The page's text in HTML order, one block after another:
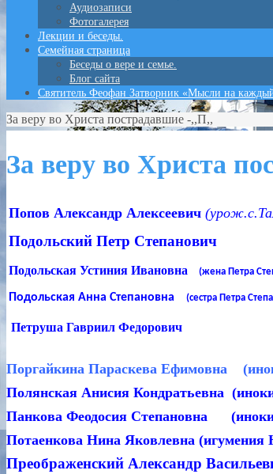
Аудиозаписи
Фотогалерея
Лекции и беседы.
Семейная страница
Беседы о вере и семье.
Блог сайта
Святитель Феофан Затворник «Мысли на
За веру во Христа пострадавшие -,,П,,
За веру во Христа
Попов Александр Алексеевич
Подольский Петр Степанович
Подольская Устиния Ивановна (жена Петра
Подольская Анна Степановна (сестра Петра
Петруша Гавриил Федорович
Поргайкина Параскева Ефимовна
Полянская Анисия Кондратьевна
Панкова Феодосия Степановна
Потаенкова Нина
Преображенский Александр